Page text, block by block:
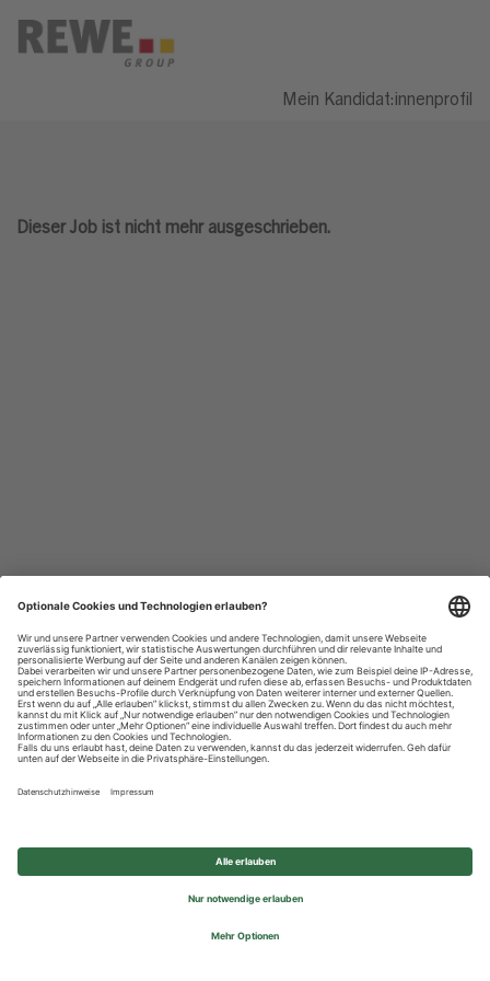
Mein Kandidat:innenprofil
Dieser Job ist nicht mehr ausgeschrieben.
Datenschutzhinweise
Impressum
Privatsphäre-Einstellungen
© 2026 REWE Group - All rights reserved